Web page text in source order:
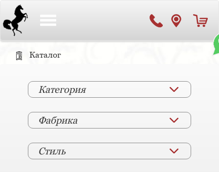
Каталог
Категория
Фабрика
Стиль